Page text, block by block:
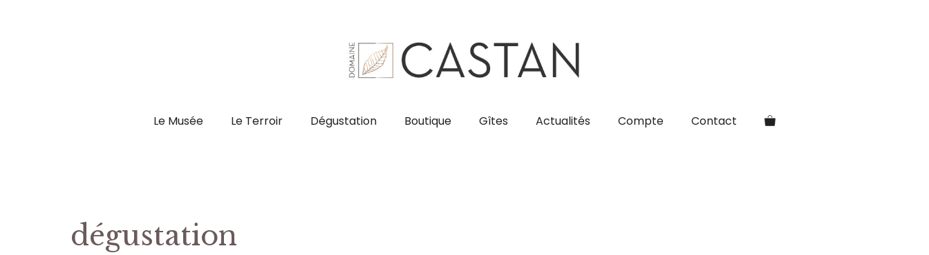
Le Musée Le Terroir Dégustation Boutique Gîtes Actualités Compte Contact
dégustation